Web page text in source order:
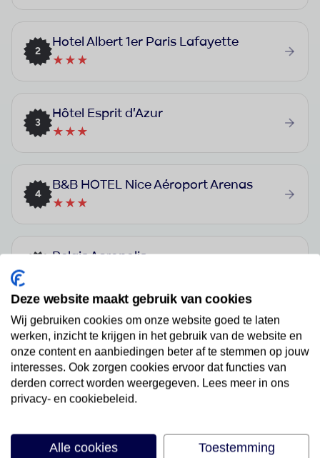
2
Hotel Albert 1er Paris Lafayette
★★★
3
Hôtel Esprit d'Azur
★★★
4
B&B HOTEL Nice Aéroport Arenas
★★★
Relais Acropolis
6
Hôtel Isidore Nice-Ouest
★★
Best Western Hôtel Alba
Deze website maakt gebruik van cookies
Wij gebruiken cookies om onze website goed te laten
werken, inzicht te krijgen in het gebruik van de website en
onze content en aanbiedingen beter af te stemmen op jouw
interesses. Ook zorgen cookies ervoor dat functies van
derden correct worden weergegeven. Lees meer in ons
privacy- en cookiebeleid.
Alle cookies
Toestemming